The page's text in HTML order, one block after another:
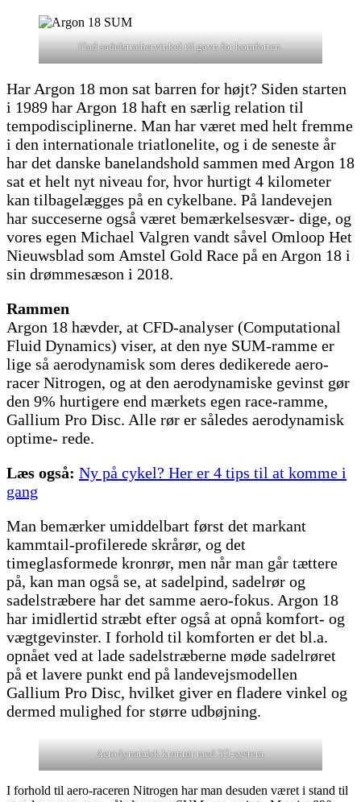
Flad sadelstræbervinkel til gavn for komforten.
Har Argon 18 mon sat barren for højt? Siden starten
i 1989 har Argon 18 haft en særlig relation til
tempodisciplinerne. Man har været med helt fremme
i den internationale triatlonelite, og i de seneste år
har det danske banelandshold sammen med Argon 18
sat et helt nyt niveau for, hvor hurtigt 4 kilometer
kan tilbagelægges på en cykelbane. På landevejen
har succeserne også været bemærkelsesvær- dige, og
vores egen Michael Valgren vandt såvel Omloop Het
Nieuwsblad som Amstel Gold Race på en Argon 18 i
sin drømmesæson i 2018.
Rammen
Argon 18 hævder, at CFD-analyser (Computational
Fluid Dynamics) viser, at den nye SUM-ramme er
lige så aerodynamisk som deres dedikerede aero-
racer Nitrogen, og at den aerodynamiske gevinst gør
den 9% hurtigere end mærkets egen race-ramme,
Gallium Pro Disc. Alle rør er således aerodynamisk
optime- rede.
Læs også: Ny på cykel? Her er 4 tips til at komme i
gang
Man bemærker umiddelbart først det markant
kammtail-profilerede skrårør, og det
timeglasformede kronrør, men når man går tættere
på, kan man også se, at sadelpind, sadelrør og
sadelstræbere har det samme aero-fokus. Argon 18
har imidlertid stræbt efter også at opnå komfort- og
vægtgevinster. I forhold til komforten er det bl.a.
opnået ved at lade sadelstræberne møde sadelrøret
på et lavere punkt end på landevejsmodellen
Gallium Pro Disc, hvilket giver en fladere vinkel og
dermed mulighed for større udbøjning.
Aerodynamisk kronrør med 3D-system.
I forhold til aero-raceren Nitrogen har man desuden været i stand til